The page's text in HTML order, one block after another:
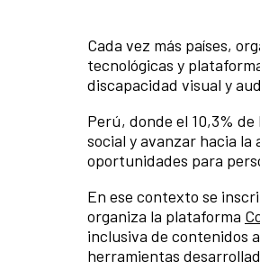
Cada vez más países,
tecnológicas y
discapacidad visual y
Perú, donde el 10,3%
social y avanzar hacia
oportunidades para
En ese contexto se
organiza la plataforma
inclusiva de contenidos
herramientas